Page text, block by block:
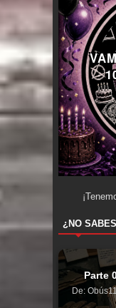
¿NO
Parte
De: